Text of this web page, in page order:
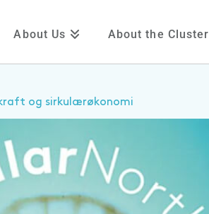
About Us About the Cluster
og sirkulærøkonomi